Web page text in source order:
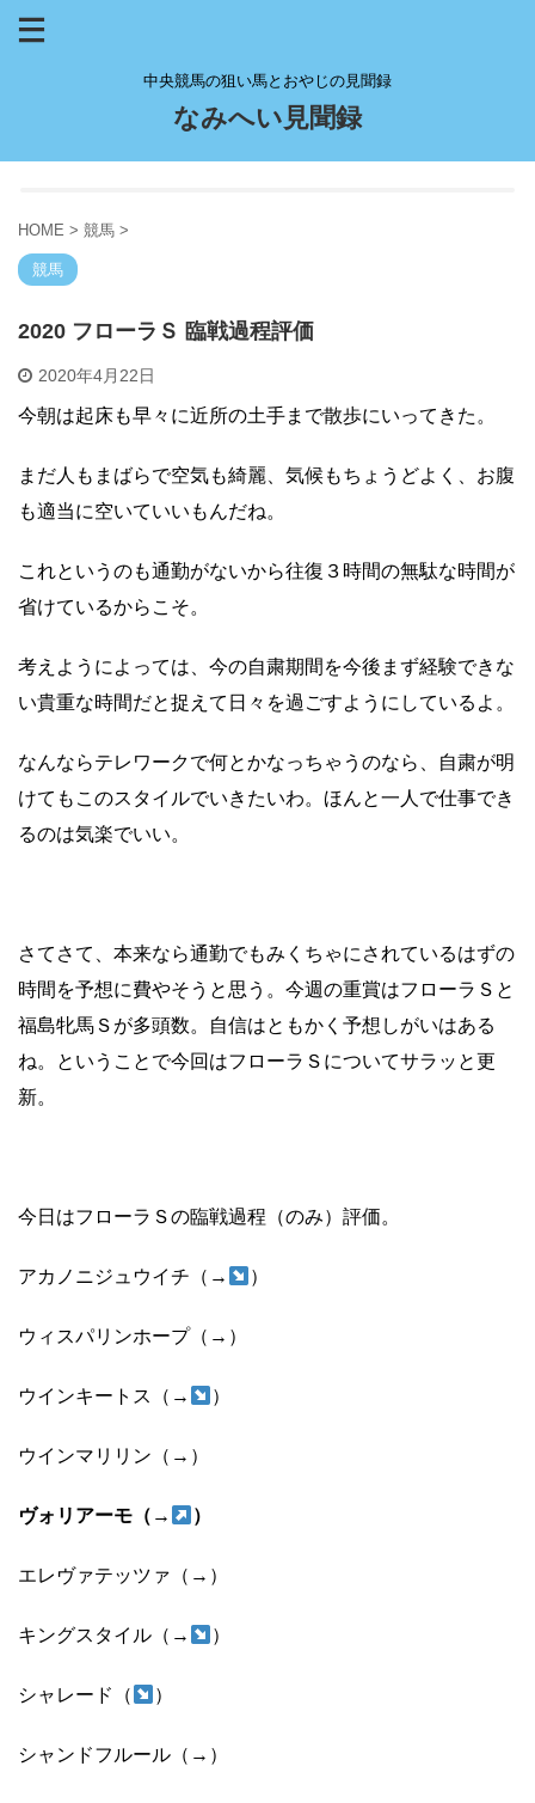
中央競馬の狙い馬とおやじの見聞録
なみへい見聞録
HOME > 競馬 >
競馬
2020 フローラＳ 臨戦過程評価
2020年4月22日
今朝は起床も早々に近所の土手まで散歩にいってきた。
まだ人もまばらで空気も綺麗、気候もちょうどよく、お腹
も適当に空いていいもんだね。
これというのも通勤がないから往復３時間の無駄な時間が
省けているからこそ。
考えようによっては、今の自粛期間を今後まず経験できな
い貴重な時間だと捉えて日々を過ごすようにしているよ。
なんならテレワークで何とかなっちゃうのなら、自粛が明
けてもこのスタイルでいきたいわ。ほんと一人で仕事でき
るのは気楽でいい。
さてさて、本来なら通勤でもみくちゃにされているはずの
時間を予想に費やそうと思う。今週の重賞はフローラＳと
福島牝馬Ｓが多頭数。自信はともかく予想しがいはある
ね。ということで今回はフローラＳについてサラッと更
新。
今日はフローラＳの臨戦過程（のみ）評価。
アカノニジュウイチ（→ ）
ウィスパリンホープ（→）
ウインキートス（→ ）
ウインマリリン（→）
ヴォリアーモ（→ ）
エレヴァテッツァ（→）
キングスタイル（→ ）
シャレード（ ）
シャンドフルール（→）